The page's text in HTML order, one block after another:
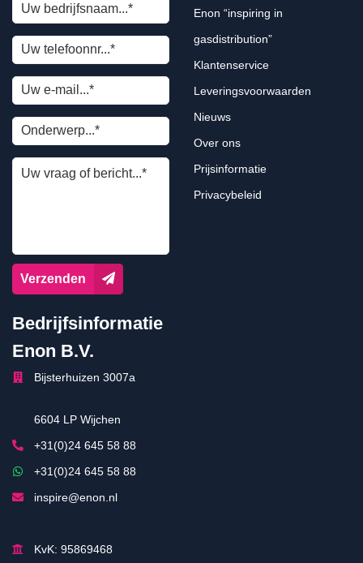
Verzenden
Enon “inspiring in
gasdistribution”
Klantenservice
Leveringsvoorwaarden
Nieuws
Over ons
Prijsinformatie
Privacybeleid
Bedrijfsinformatie
Enon B.V.
Bijsterhuizen 3007a
6604 LP Wijchen
+31(0)24 645 58 88
+31(0)24 645 58 88
inspire@enon.nl
KvK: 95869468